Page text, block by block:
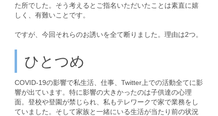
た所でした。そう考えるとご指名いただいたことは素直に嬉
しく、有難いことです。
ですが、今回それらのお誘いを全て断りました。理由は2つ。
ひとつめ
COVID-19の影響で私生活、仕事、Twitter上での活動全てに影
響が出ています。特に影響の大きかったのは子供達の心理
面。登校や登園が禁じられ、私もテレワークで家で業務をし
ていました。そして家族と一緒にいる生活が当たり前の状況